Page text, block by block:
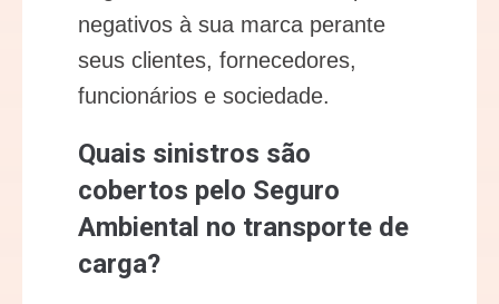
negativos à sua marca perante
seus clientes, fornecedores,
funcionários e sociedade.
Quais sinistros são
cobertos pelo Seguro
Ambiental no transporte de
carga?